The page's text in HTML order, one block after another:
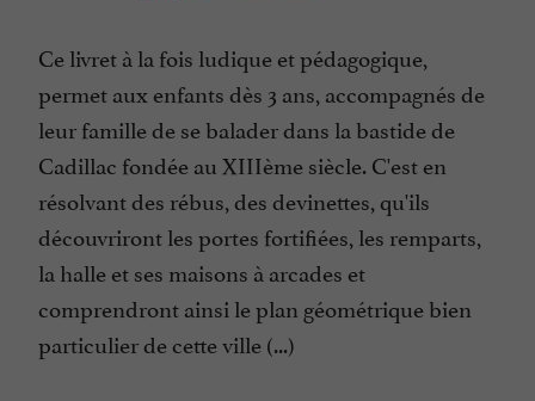
Ce livret à la fois ludique et pédagogique,
permet aux enfants dès 3 ans, accompagnés de
leur famille de se balader dans la bastide de
Cadillac fondée au XIIIème siècle. C'est en
résolvant des rébus, des devinettes, qu'ils
découvriront les portes fortifiées, les remparts,
la halle et ses maisons à arcades et
comprendront ainsi le plan géométrique bien
particulier de cette ville (...)